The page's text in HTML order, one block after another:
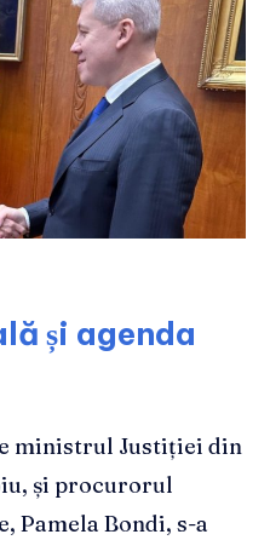
și agenda
ministrul Justiției din
și procurorul
Pamela Bondi, s-a